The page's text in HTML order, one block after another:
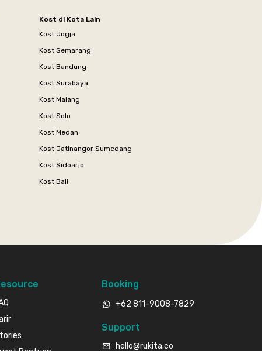
Kost di Kota Lain
Kost Jogja
Kost Semarang
Kost Bandung
Kost Surabaya
Kost Malang
Kost Solo
Kost Medan
Kost Jatinangor Sumedang
Kost Sidoarjo
Kost Bali
Booking
+62 811-9008-7829
Support
hello@rukita.co